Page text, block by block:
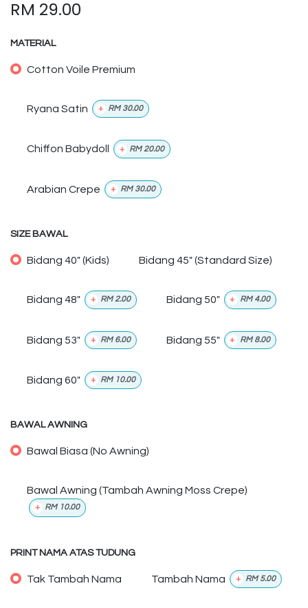
RM 29.00
MATERIAL
Cotton Voile Premium
Ryana Satin + RM 30.00
Chiffon Babydoll + RM 20.00
Arabian Crepe + RM 30.00
SIZE BAWAL
Bidang 40" (Kids) Bidang 45" (Standard Size)
Bidang 48" + RM2.00 Bidang 50" + RM 4.00
Bidang 53" + RM 6.00 Bidang 55" + RM 8.00
Bidang 60" + RM 10.00
BAWAL AWNING
Bawal Biasa (No Awning)
Bawal Awning (Tambah Awning Moss Crepe)
+ RM 10.00
PRINT NAMA ATAS TUDUNG
Tak Tambah Nama Tambah Nama + RM 5.00